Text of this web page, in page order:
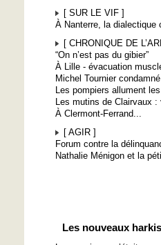
[ SUR LE VIF ]
À Nanterre, la dialectique
[ CHRONIQUE DE
“On n’est pas du gibier”
À Lille - évacuation
Michel Tournier condamné
Les pompiers allument
Les mutins de Clairvaux :
À Clermont-Ferrand...
[ AGIR ]
Forum contre la
Nathalie Ménigon et la
Les nouveaux